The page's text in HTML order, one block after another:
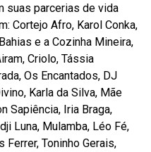
suas parcerias de vida
Cortejo Afro, Karol Conka,
e a Cozinha Mineira,
Criolo, Tássia
Os Encantados, DJ
Karla da Silva, Mãe
Sapiência, Iria Braga,
Luna, Mulamba, Léo Fé,
Ferrer, Toninho Gerais,